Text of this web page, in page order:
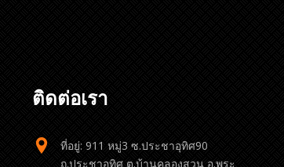
ติดต่อเรา
ที่อยู่: 911 หมู่3 ซ.ประชาอุทิศ90
ถ.ประชาอุทิศ ต.บ้านคลองสวน อ.พระ